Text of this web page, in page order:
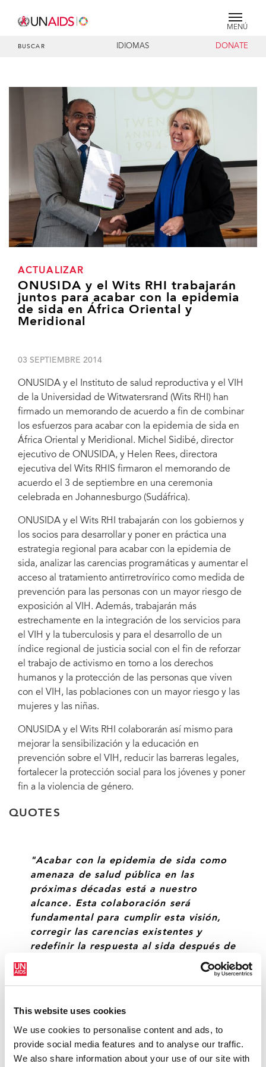
This website uses cookies
We use cookies to personalise content and ads, to
provide social media features and to analyse our traffic.
We also share information about your use of our site with
MENÚ
BUSCAR IDIOMAS DONATE
ONUSIDA y el Instituto de salud reproductiva y el VIH de la Universidad de
Witwatersrand (Wits RHI) han firmado un memorando de acuerdo a fin de
combinar los esfuerzos para acabar con la epidemia de sida en África
Oriental y Meridional. Michel Sidibé, director ejecutivo de ONUSIDA, y
Helen Rees, directora ejecutiva del Wits RHIS firmaron el memorando de
(Sudáfrica).
ACTUALIZAR
ONUSIDA y el Wits RHI trabajarán
juntos para acabar con la epidemia
de sida en África Oriental y
Meridional
03 SEPTIEMBRE 2014
ONUSIDA y el Instituto de salud reproductiva y el VIH
de la Universidad de Witwatersrand (Wits RHI) han
firmado un memorando de acuerdo a fin de combinar
los esfuerzos para acabar con la epidemia de sida en
África Oriental y Meridional. Michel Sidibé, director
ejecutivo de ONUSIDA, y Helen Rees, directora
ejecutiva del Wits RHIS firmaron el memorando de
acuerdo el 3 de septiembre en una ceremonia
celebrada en Johannesburgo (Sudáfrica).
ONUSIDA y el Wits RHI trabajarán con los gobiernos y
los socios para desarrollar y poner en práctica una
estrategia regional para acabar con la epidemia de
sida, analizar las carencias programáticas y aumentar el
acceso al tratamiento antirretrovírico como medida de
prevención para las personas con un mayor riesgo de
exposición al VIH. Además, trabajarán más
estrechamente en la integración de los servicios para
el VIH y la tuberculosis y para el desarrollo de un
índice regional de justicia social con el fin de reforzar
el trabajo de activismo en torno a los derechos
humanos y la protección de las personas que viven
con el VIH, las poblaciones con un mayor riesgo y las
mujeres y las niñas.
ONUSIDA y el Wits RHI colaborarán así mismo para
mejorar la sensibilización y la educación en
prevención sobre el VIH, reducir las barreras legales,
fortalecer la protección social para los jóvenes y poner
fin a la violencia de género.
QUOTES
"Acabar con la epidemia de sida como
amenaza de salud pública en las
próximas décadas está a nuestro
alcance. Esta colaboración será
fundamental para cumplir esta visión,
corregir las carencias existentes y
redefinir la respuesta al sida después de
MICHEL SIDIBÉ, DIRECTOR EJECUTIVO DE
"Todavía no hemos alcanzado el
objetivo cero; no hemos acabado con el